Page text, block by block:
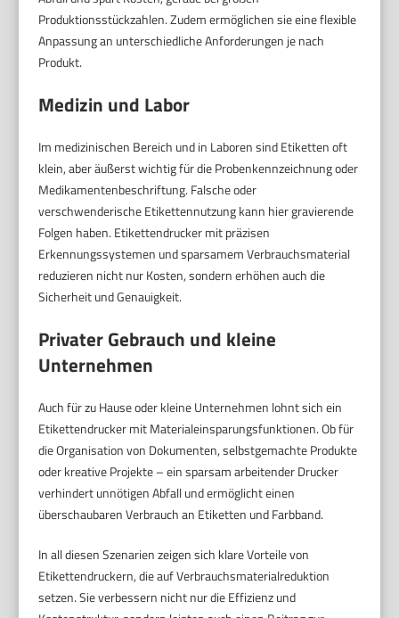
Produktionsstückzahlen. Zudem ermöglichen sie eine flexible
Anpassung an unterschiedliche Anforderungen je nach
Produkt.
Medizin und Labor
Im medizinischen Bereich und in Laboren sind Etiketten oft
klein, aber äußerst wichtig für die Probenkennzeichnung oder
Medikamentenbeschriftung. Falsche oder
verschwenderische Etikettennutzung kann hier gravierende
Folgen haben. Etikettendrucker mit präzisen
Erkennungssystemen und sparsamem Verbrauchsmaterial
reduzieren nicht nur Kosten, sondern erhöhen auch die
Sicherheit und Genauigkeit.
Privater Gebrauch und kleine
Unternehmen
Auch für zu Hause oder kleine Unternehmen lohnt sich ein
Etikettendrucker mit Materialeinsparungsfunktionen. Ob für
die Organisation von Dokumenten, selbstgemachte Produkte
oder kreative Projekte – ein sparsam arbeitender Drucker
verhindert unnötigen Abfall und ermöglicht einen
überschaubaren Verbrauch an Etiketten und Farbband.
In all diesen Szenarien zeigen sich klare Vorteile von
Etikettendruckern, die auf Verbrauchsmaterialreduktion
setzen. Sie verbessern nicht nur die Effizienz und